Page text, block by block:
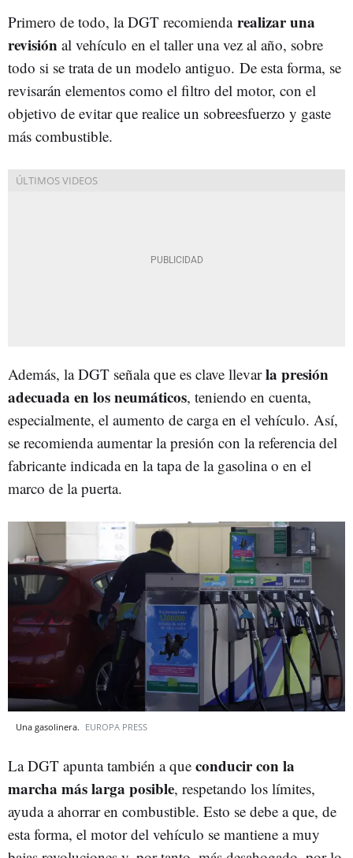
Primero de todo, la DGT recomienda realizar una
revisión al vehículo en el taller una vez al año, sobre
todo si se trata de un modelo antiguo. De esta forma, se
revisarán elementos como el filtro del motor, con el
objetivo de evitar que realice un sobreesfuerzo y gaste
más combustible.
Además, la DGT señala que es clave llevarla presión
adecuada en los neumáticos, teniendo en cuenta,
especialmente, el aumento de carga en el vehículo. Así,
se recomienda aumentar la presión con la referencia del
fabricante indicada en la tapa de la gasolina o en el
marco de la puerta.
Una gasolinera. EUROPA PRESS
La DGT apunta también a que conducir con la
marcha más larga posible, respetando los límites,
ayuda a ahorrar en combustible. Esto se debe a que, de
esta forma, el motor del vehículo se mantiene a muy